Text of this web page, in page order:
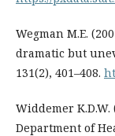
Wegman M.E.
dramatic but
131(2), 401–408.
Widdemer
Department of